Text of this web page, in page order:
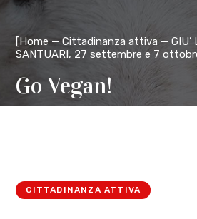
[Home Cittadinanza attiva
SANTUARI, 27 settembre e 7
Go Vegan!
CITTADINANZA ATTIVA